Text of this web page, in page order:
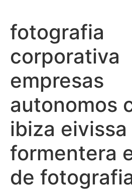
contenido
fotografia
corporativa
empresas
autonomos
ibiza eivissa
formentera
de